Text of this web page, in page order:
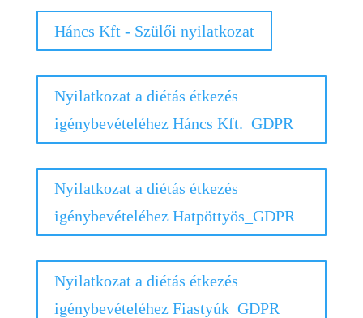
Háncs Kft - Szülői nyilatkozat
Nyilatkozat a diétás étkezés
igénybevételéhez Háncs Kft._GDPR
Nyilatkozat a diétás étkezés
igénybevételéhez Hatpöttyös_GDPR
Nyilatkozat a diétás étkezés
igénybevételéhez Fiastyúk_GDPR